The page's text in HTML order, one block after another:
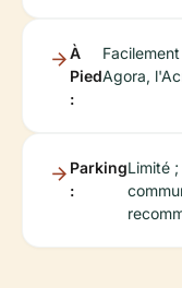
À
Pied
:
Agora,
Parking
:
Limité